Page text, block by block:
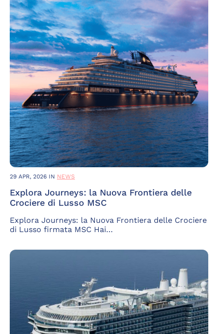
29 APR, 2026 IN NEWS
Explora Journeys: la Nuova Frontiera delle
Crociere di Lusso MSC
Explora Journeys: la Nuova Frontiera delle Crociere
di Lusso firmata MSC Hai…